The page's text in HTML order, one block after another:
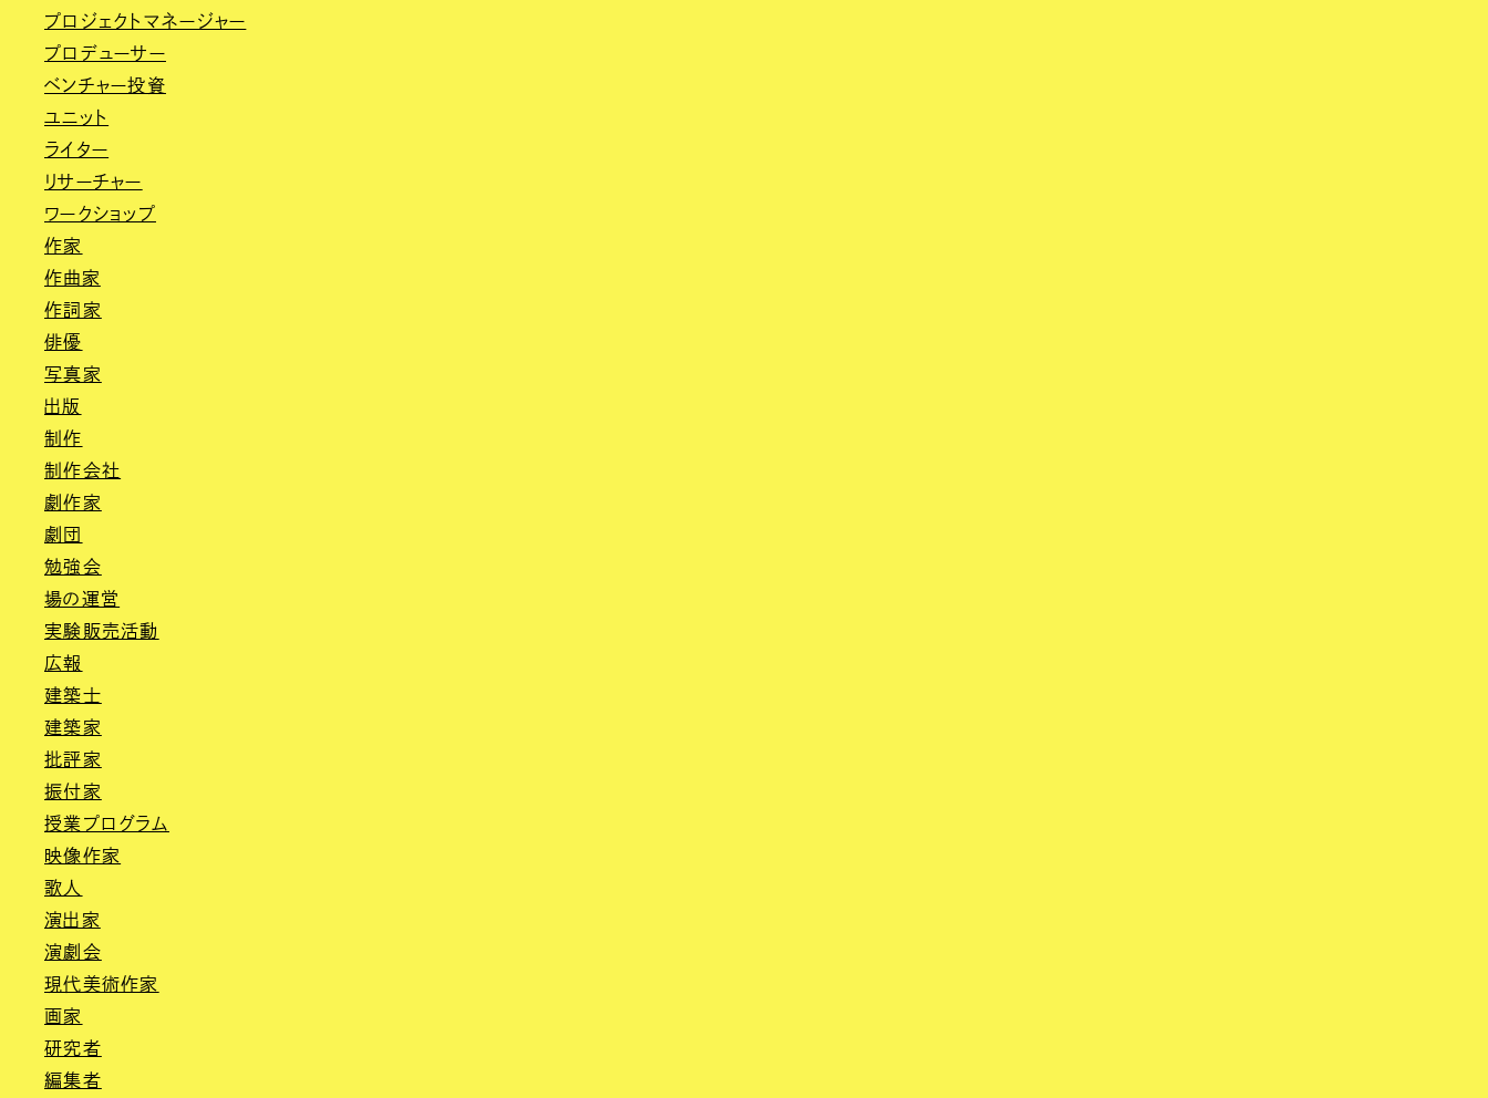
プロジェクトマネージャー
プロデューサー
ベンチャー投資
ユニット
ライター
リサーチャー
ワークショップ
作家
作曲家
作詞家
俳優
写真家
出版
制作
制作会社
劇作家
劇団
勉強会
場の運営
実験販売活動
広報
建築士
建築家
批評家
振付家
授業プログラム
映像作家
歌人
演出家
演劇会
現代美術作家
画家
研究者
編集者